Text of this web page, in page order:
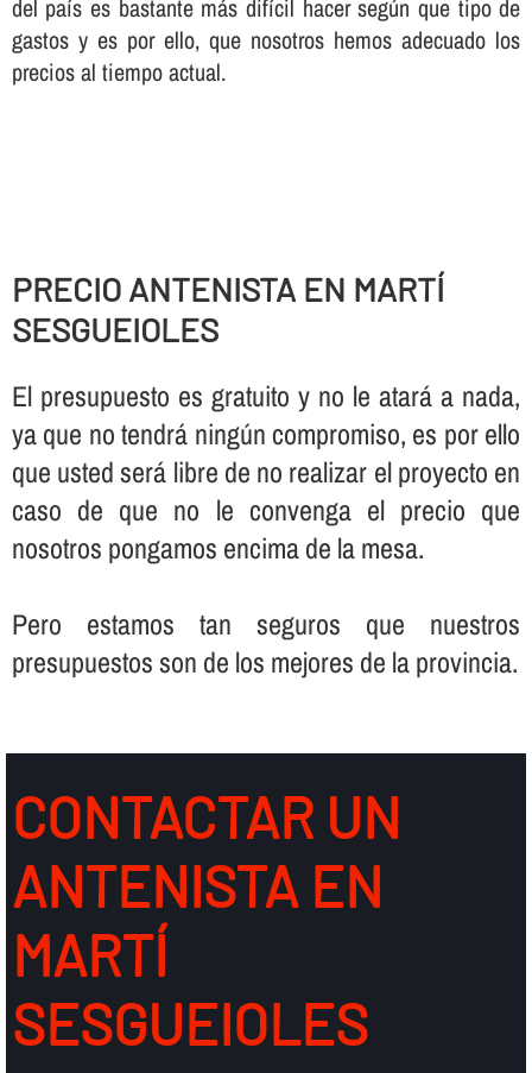
del paí­s es bastante más difí­cil hacer según que tipo de
gastos y es por ello, que nosotros hemos adecuado los
precios al tiempo actual.
PRECIO ANTENISTA EN MARTÍ
SESGUEIOLES
El presupuesto es gratuito y no le atará a nada,
ya que no tendrá ningún compromiso, es por ello
que usted será libre de no realizar el proyecto en
caso de que no le convenga el precio que
nosotros pongamos encima de la mesa.
Pero estamos tan seguros que nuestros
presupuestos son de los mejores de la provincia.
CONTACTAR UN
ANTENISTA EN
MARTÍ
SESGUEIOLES